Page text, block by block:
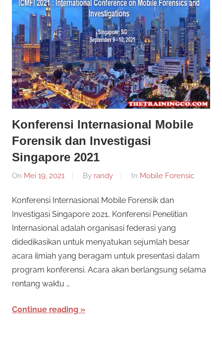
Dunia
Mobile
Forensik
Informasi
Konferensi
Dunia
Mobile
Forensik
Konferensi Internasional Mobile
Forensik dan Investigasi
Singapore 2021
On Mei 19, 2021 By randy In Mobile Forensic
Konferensi Internasional Mobile Forensik dan
Investigasi Singapore 2021, Konferensi Penelitian
Internasional adalah organisasi federasi yang
didedikasikan untuk menyatukan sejumlah besar
acara ilmiah yang beragam untuk presentasi dalam
program konferensi. Acara akan berlangsung selama
rentang waktu …
Continue reading